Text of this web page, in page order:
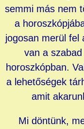
semmi más nem
a
jogosan merül fel
van a
horoszkópban.
a lehetőségek
amit
Mi döntünk,